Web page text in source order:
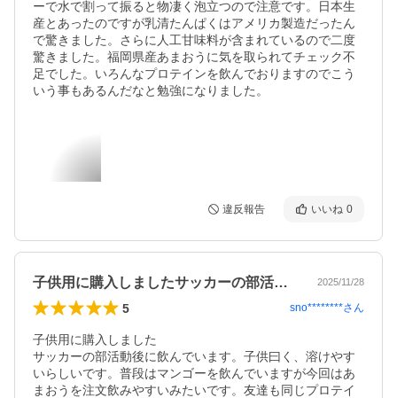
ーで水で割って振ると物凄く泡立つので注意です。日本生
産とあったのですが乳清たんぱくはアメリカ製造だったん
で驚きました。さらに人工甘味料が含まれているので二度
驚きました。福岡県産あまおうに気を取られてチェック不
足でした。いろんなプロテインを飲んでおりますのでこう
いう事もあるんだなと勉強になりました。
違反報告 いいね 0
子供用に購入しましたサッカーの部活動後… 2025/11/28
5 sno********さん
子供用に購入しました
サッカーの部活動後に飲んでいます。子供曰く、溶けやす
いらしいです。普段はマンゴーを飲んでいますが今回はあ
まおうを注文飲みやすいみたいです。友達も同じプロテイ